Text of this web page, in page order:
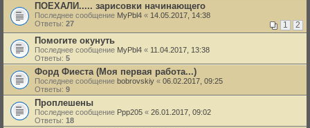
ПОЕХАЛИ..... зарисовки начинающего
Последнее сообщение MyPbl4 « 14.05.2017, 14:38
Ответы: 27 1 2
Помогите окунуть
Последнее сообщение MyPbl4 « 11.04.2017, 13:38
Ответы: 5
Форд Фиеста (Моя первая работа...)
Последнее сообщение bobrovskiy « 06.02.2017, 09:25
Ответы: 9
Проплешены
Последнее сообщение Ppp205 « 26.01.2017, 09:02
Ответы: 18